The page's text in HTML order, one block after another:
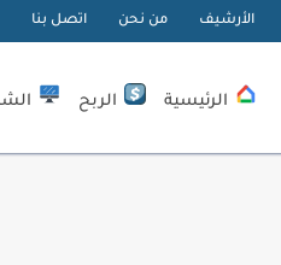
الأرشيف من نحن اتصل بنا
الرئيسية الربح